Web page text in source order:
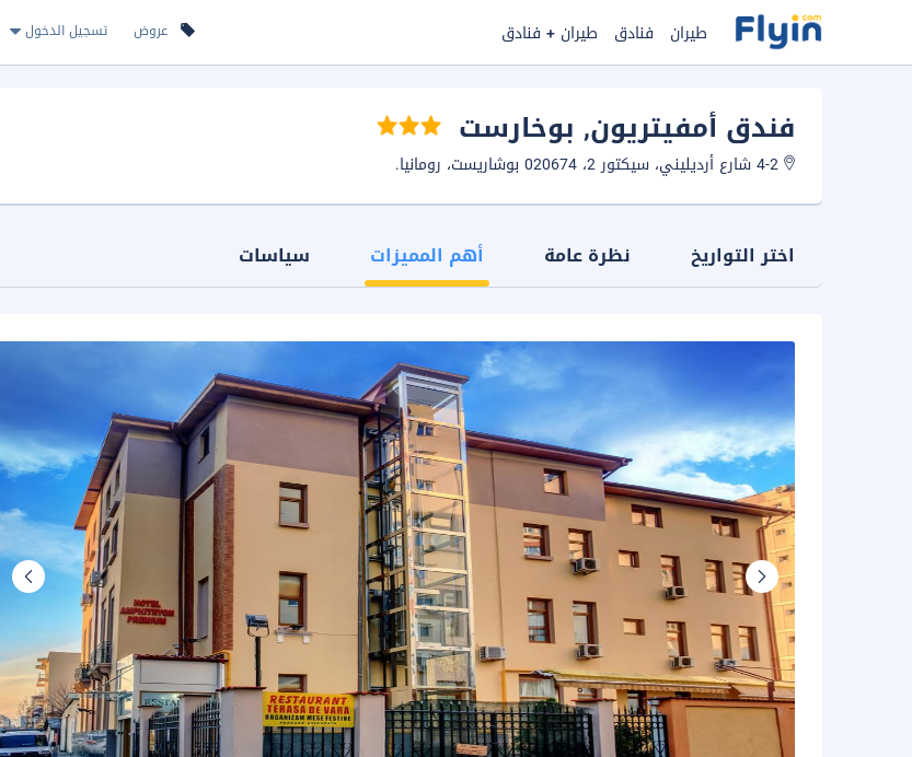
عروض تسجيل الدخول طيران فنادق طيران + فنادق
فندق أمفيتريون, بوخارست
اختر التواريخ نظرة عامة أهم المميزات سياسات